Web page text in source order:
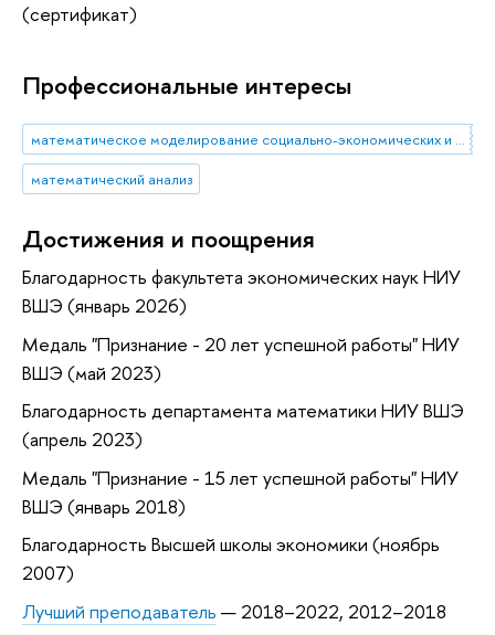
(сертификат)
Профессиональные интересы
математическое моделирование социально-экономических и политических процессов
математический анализ
Достижения и поощрения
Благодарность факультета экономических наук НИУ
ВШЭ (январь 2026)
Медаль "Признание - 20 лет успешной работы" НИУ
ВШЭ (май 2023)
Благодарность департамента математики НИУ ВШЭ
(апрель 2023)
Медаль "Признание - 15 лет успешной работы" НИУ
ВШЭ (январь 2018)
Благодарность Высшей школы экономики (ноябрь
2007)
Лучший преподаватель — 2018–2022, 2012–2018